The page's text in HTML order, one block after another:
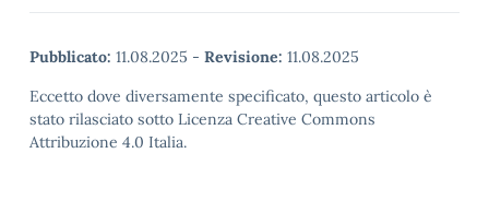
Pubblicato: 11.08.2025 - Revisione: 11.08.2025
Eccetto dove diversamente specificato, questo articolo è
stato rilasciato sotto Licenza Creative Commons
Attribuzione 4.0 Italia.